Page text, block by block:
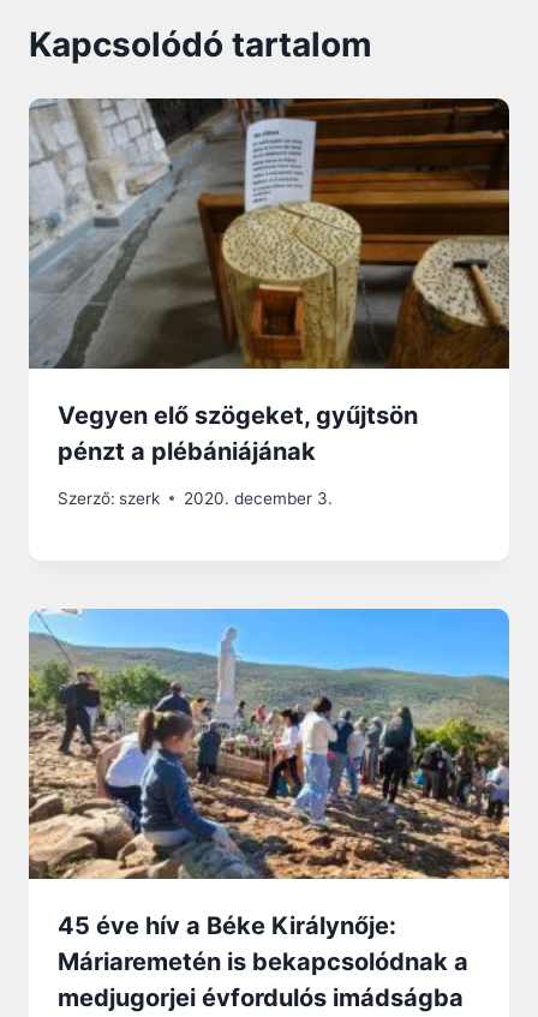
Kapcsolódó tartalom
Vegyen elő szögeket, gyűjtsön
pénzt a plébániájának
Szerző: szerk 2020. december 3.
45 éve hív a Béke Királynője:
Máriaremetén is bekapcsolódnak a
medjugorjei évfordulós imádságba